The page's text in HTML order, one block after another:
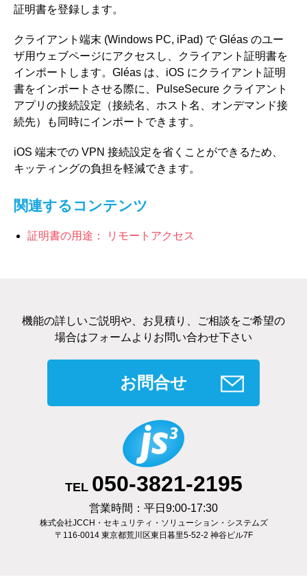
証明書を登録します。
クライアント端末 (Windows PC, iPad) で Gléas のユー
ザ用ウェブページにアクセスし、クライアント証明書を
インポートします。Gléas は、iOS にクライアント証明
書をインポートさせる際に、PulseSecure クライアント
アプリの接続設定（接続名、ホスト名、オンデマンド接
続先）も同時にインポートできます。
iOS 端末での VPN 接続設定を省くことができるため、
キッティングの負担を軽減できます。
関連するコンテンツ
証明書の用途： リモートアクセス
機能の詳しいご説明や、お見積り、ご相談をご希望の
場合はフォームよりお問い合わせ下さい
お問合せ
TEL 050-3821-2195
営業時間：平日9:00-17:30
株式会社JCCH・セキュリティ・ソリューション・システムズ
〒116-0014 東京都荒川区東日暮里5-52-2 神谷ビル7F